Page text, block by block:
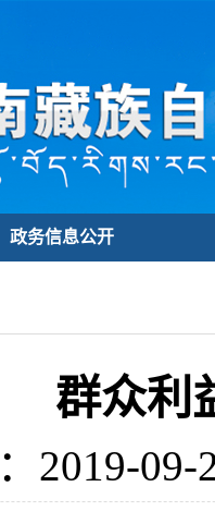
政务信息公开
群众利
2019-09-